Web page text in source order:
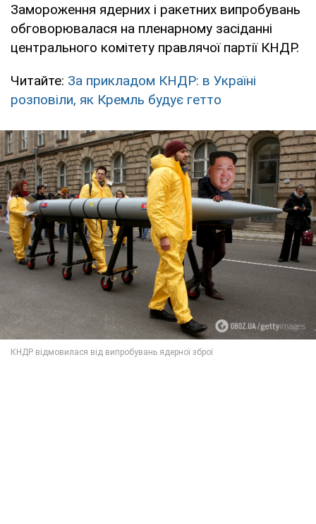
Замороження ядерних і ракетних випробувань
обговорювалася на пленарному засіданні
центрального комітету правлячої партії КНДР.
Читайте: За прикладом КНДР: в Україні
розповіли, як Кремль будує гетто